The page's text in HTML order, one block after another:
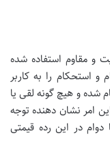
و مقاوم استفاده شده
استحکام را به کاربر
شده و هیچ گونه لقی یا
امر نشان دهنده توجه
در این رده قیمتی